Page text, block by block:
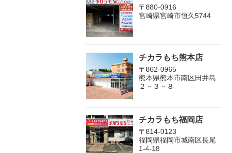
〒880-0916
宮崎県宮崎市恒久5744
チカラもち熊本店
〒862-0965
熊本県熊本市南区田井島
２－３－８
チカラもち福岡店
〒814-0123
福岡県福岡市城南区長尾
1‐4‐18